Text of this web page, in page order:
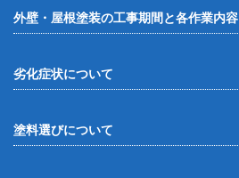
外壁・屋根塗装の工事期間と各作業内容
劣化症状について
塗料選びについて